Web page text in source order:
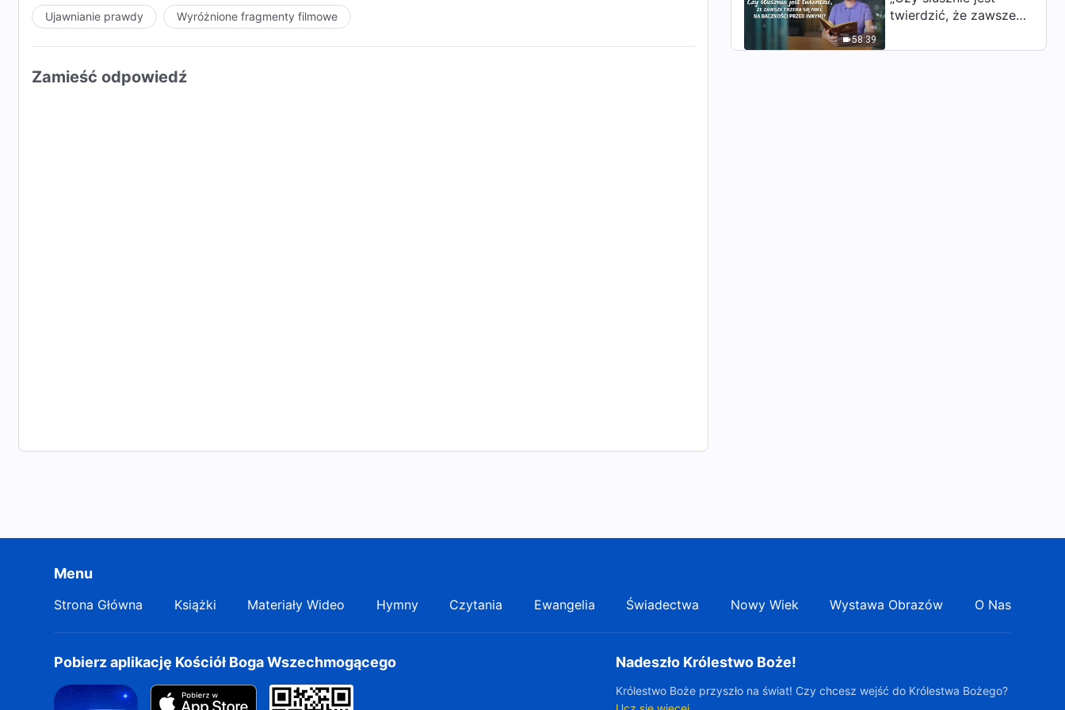
4:48
Pieśń uwielbienia | „Jak Bóg
sprawuje suwerenną władzę
nad wszystkimi rzeczami”
Ujawnianie prawdy Wyróżnione fragmenty filmowe
Zamieść odpowiedź
58:39
twierdzić, że zawsze
baczności przed
Menu
Strona Główna Książki Materiały Wideo Hymny Czytania Ewangelia Świadectwa Nowy Wiek Wystawa Obrazów O Nas
Pobierz aplikację Kościół Boga Wszechmogącego Nadeszło Królestwo Boże!
Królestwo Boże przyszło na świat! Czy chcesz wejść do Królestwa Bożego?